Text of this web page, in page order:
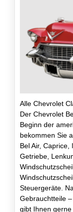
Alle Chevrolet
Der Chevrolet
Beginn der
bekommen Sie
Bel Air, Caprice,
Getriebe,
Steuergeräte.
Gebrauchtteile
gibt Ihnen gerne